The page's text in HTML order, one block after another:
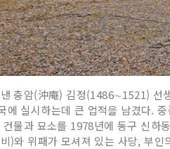
충암(沖庵) 김정(1486∼1521) 선
에 실시하는데 큰 업적을 남겼다.
물과 묘소를 1978년에 동구 신
)와 위패가 모셔져 있는 사당, 부